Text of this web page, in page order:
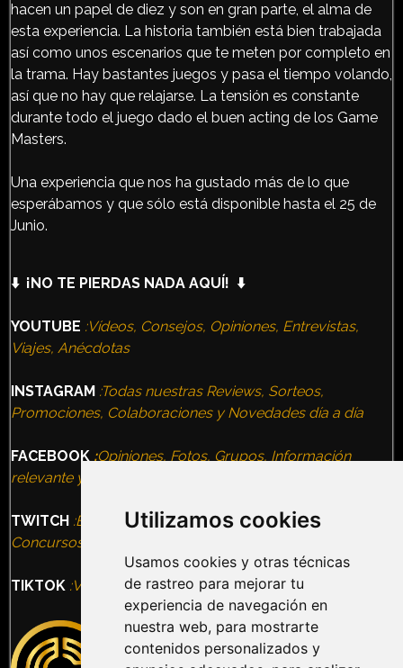
Utilizamos cookies
Usamos cookies y otras técnicas
de rastreo para mejorar tu
experiencia de navegación en
nuestra web, para mostrarte
contenidos personalizados y
hacen un papel de diez y son en gran parte, el alma de
esta experiencia. La historia también está bien trabajada
así como unos escenarios que te meten por completo en
la trama. Hay bastantes juegos y pasa el tiempo volando,
así que no hay que relajarse. La tensión es constante
durante todo el juego dado el buen acting de los Game
Masters.
Una experiencia que nos ha gustado más de lo que
esperábamos y que sólo está disponible hasta el 25 de
Junio.
⬇️ ¡NO TE PIERDAS NADA AQUÍ! ⬇️
YOUTUBE :Vídeos, Consejos, Opiniones, Entrevistas,
Viajes, Anécdotas
INSTAGRAM :Todas nuestras Reviews, Sorteos,
Promociones, Colaboraciones y Novedades día a día
FACEBOOK :Opiniones, Fotos, Grupos, Información
relevante y todas nuestras Experiencias
TWITCH :Entrevistas, Terror Nights, VideoJuegos,
Concursos, Eventos
TIKTOK :Vídeos, Humor, Información, Ocio alternativo